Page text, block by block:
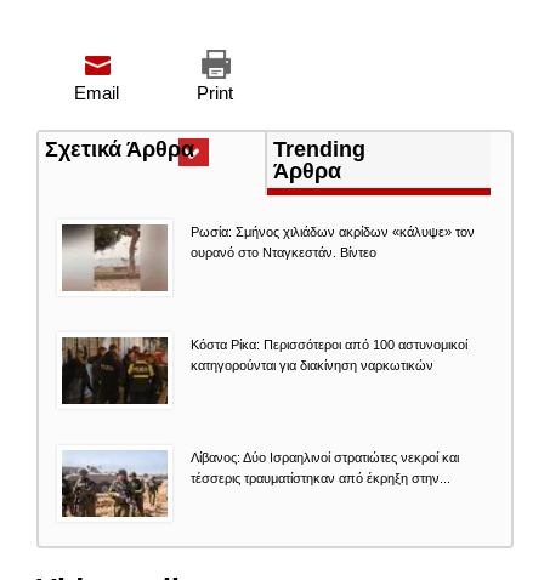
Print
Email
Σχετικά Άρθρα(ενεργή
καρτέλα)
Trending
Άρθρα
Ρωσία: Σμήνος χιλιάδων ακρίδων «κάλυψε» τον
ουρανό στο Νταγκεστάν. Βίντεο
Κόστα Ρίκα: Περισσότεροι από 100 αστυνομικοί
κατηγορούνται για διακίνηση ναρκωτικών
Λίβανος: Δύο Ισραηλινοί στρατιώτες νεκροί και
τέσσερις τραυματίστηκαν από έκρηξη στην...